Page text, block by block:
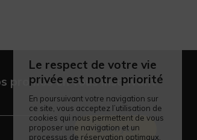
promos en vous inscrivant
Envoyer
Le respect de votre vie
privée est notre priorité
En poursuivant votre navigation sur
ce site, vous acceptez l’utilisation de
cookies qui nous permettent de vous
proposer une navigation et un
processus de réservation optimaux.